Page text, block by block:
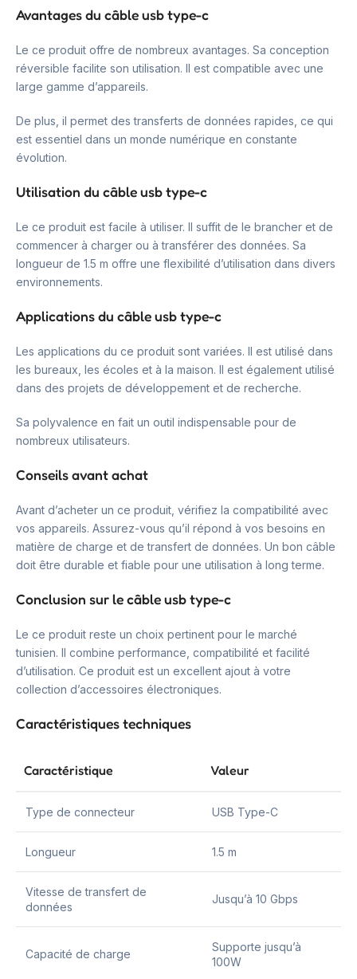
Avantages du câble usb type-c
Le ce produit offre de nombreux avantages. Sa conception
réversible facilite son utilisation. Il est compatible avec une
large gamme d’appareils.
De plus, il permet des transferts de données rapides, ce qui
est essentiel dans un monde numérique en constante
évolution.
Utilisation du câble usb type-c
Le ce produit est facile à utiliser. Il suffit de le brancher et de
commencer à charger ou à transférer des données. Sa
longueur de 1.5 m offre une flexibilité d’utilisation dans divers
environnements.
Applications du câble usb type-c
Les applications du ce produit sont variées. Il est utilisé dans
les bureaux, les écoles et à la maison. Il est également utilisé
dans des projets de développement et de recherche.
Sa polyvalence en fait un outil indispensable pour de
nombreux utilisateurs.
Conseils avant achat
Avant d’acheter un ce produit, vérifiez la compatibilité avec
vos appareils. Assurez-vous qu’il répond à vos besoins en
matière de charge et de transfert de données. Un bon câble
doit être durable et fiable pour une utilisation à long terme.
Conclusion sur le câble usb type-c
Le ce produit reste un choix pertinent pour le marché
tunisien. Il combine performance, compatibilité et facilité
d’utilisation. Ce produit est un excellent ajout à votre
collection d’accessoires électroniques.
Caractéristiques techniques
Caractéristique Valeur
Type de connecteur USB Type-C
Longueur 1.5 m
Vitesse de transfert de
données
Jusqu’à 10 Gbps
Capacité de charge
Supporte jusqu’à
100W